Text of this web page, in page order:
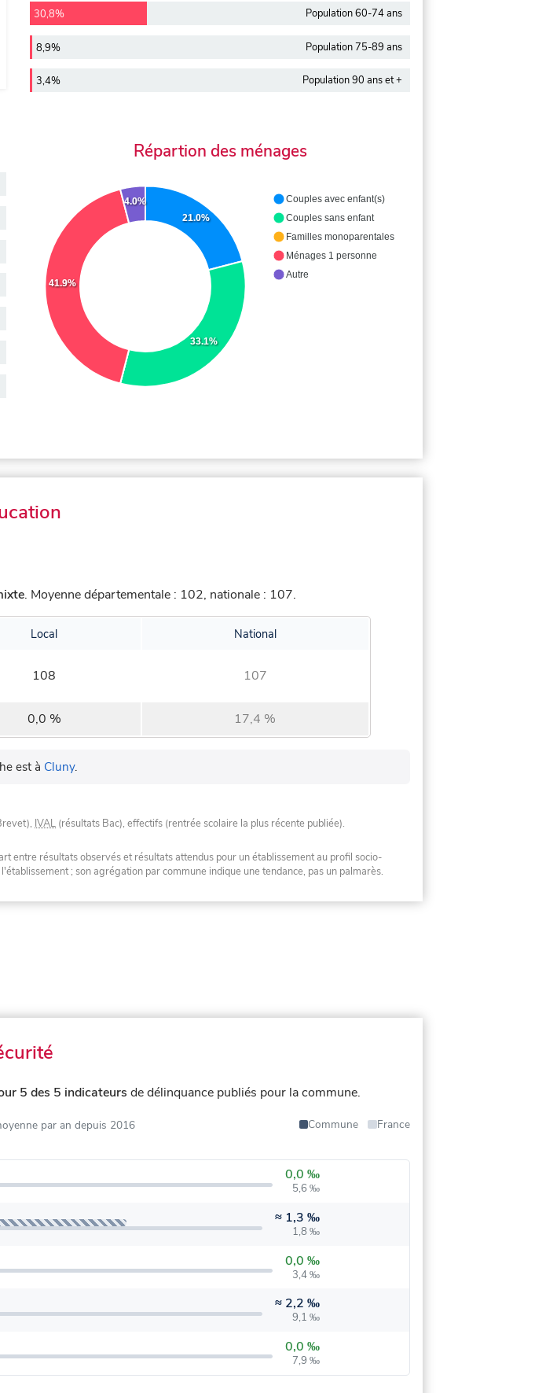
30,8% Population 60-74 ans
8,9% Population 75-89 ans
3,4% Population 90 ans et +
Répartion des ménages
21.0%
33.1%
41.9%
4.0%
Couples avec enfant(s)
Couples sans enfant
Familles monoparentales
Ménages 1 personne
Autre
. Moyenne départementale : 102, nationale : 107.
Local National
108 107
0,0 % 17,4 %
est à Cluny.
IVAL (résultats Bac), effectifs (rentrée scolaire la plus récente publiée).
entre résultats observés et résultats attendus pour un établissement au profil socio-
; son agrégation par commune indique une tendance, pas un palmarès.
5 des 5 indicateurs de délinquance publiés pour la commune.
par an depuis 2016 Commune
France
0,0 ‰
5,6 ‰
≈ 1,3 ‰
1,8 ‰
0,0 ‰
3,4 ‰
≈ 2,2 ‰
9,1 ‰
0,0 ‰
7,9 ‰